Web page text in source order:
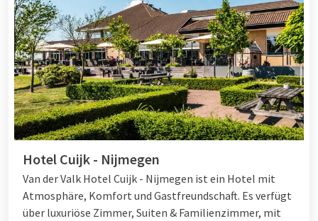
Hotel Cuijk - Nijmegen
Van der Valk Hotel Cuijk - Nijmegen ist ein Hotel mit
Atmosphäre, Komfort und Gastfreundschaft. Es verfügt
über luxuriöse Zimmer, Suiten & Familienzimmer, mit